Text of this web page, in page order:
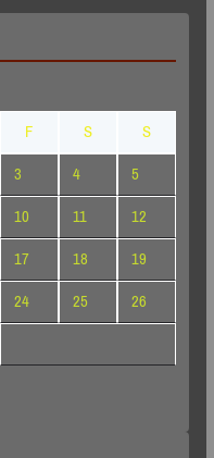
F S
S
3 4
5
10 11
12
17 18
19
24 25
26